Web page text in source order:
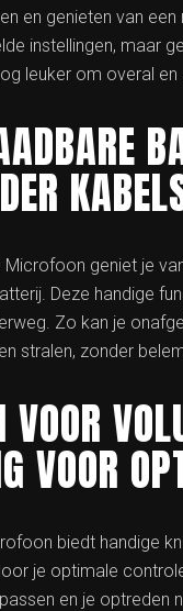
en genieten van
instellingen, maar
leuker om overal
geniet je
Deze handige
Zo kan je
stralen, zonder
VOOR
biedt handige
je optimale
en je